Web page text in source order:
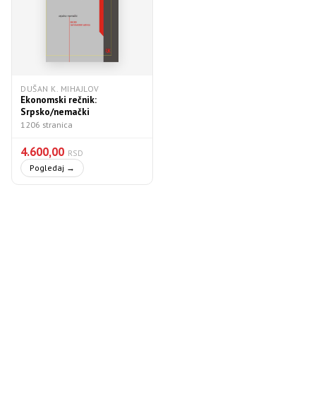
DUŠAN K. MIHAJLOV
Ekonomski rečnik:
Srpsko/nemački
1206 stranica
4.600,00 RSD
Pogledaj →